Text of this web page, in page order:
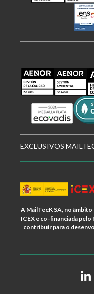
EXCLUSIVOS
A MailTecK SA, no
ICEX e co-financiada
contribuir para o